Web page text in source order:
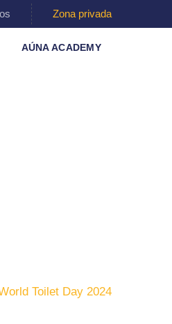
Zona privada
AÚNA ACADEMY
Toilet Day 2024